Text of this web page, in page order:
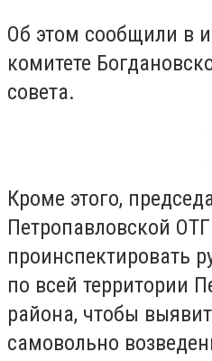
Об этом сообщили в
комитете
совета.
Кроме этого,
Петропавловской
проинспектировать
по всей территории
района, чтобы
самовольно